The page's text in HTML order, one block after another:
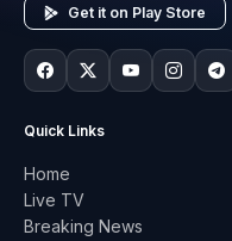
Get it on Play Store
Quick Links
Home
Live TV
Breaking News